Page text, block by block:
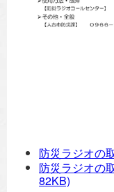
防災ラジオの
防災ラジオの
82KB)